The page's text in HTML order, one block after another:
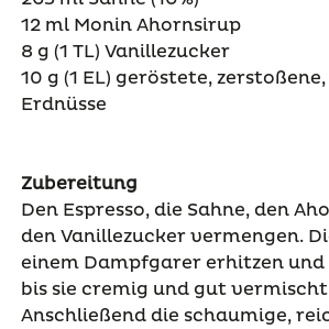
12 ml Monin Ahornsirup
8 g (1 TL) Vanillezucker
10 g (1 EL) geröstete,
Erdnüsse
Zubereitung
Den Espresso, die Sahne, den
den Vanillezucker vermengen.
einem Dampfgarer erhitzen
bis sie cremig und gut
Anschließend die schaumige,